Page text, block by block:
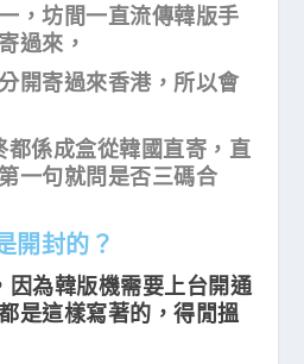
，坊間一直流傳韓版手
過來，
開寄過來香港，所以會
係成盒從韓國直寄，直
一句就問是否三碼合
開封的？
因為韓版機需要上台開通
是這樣寫著的，得閒搵